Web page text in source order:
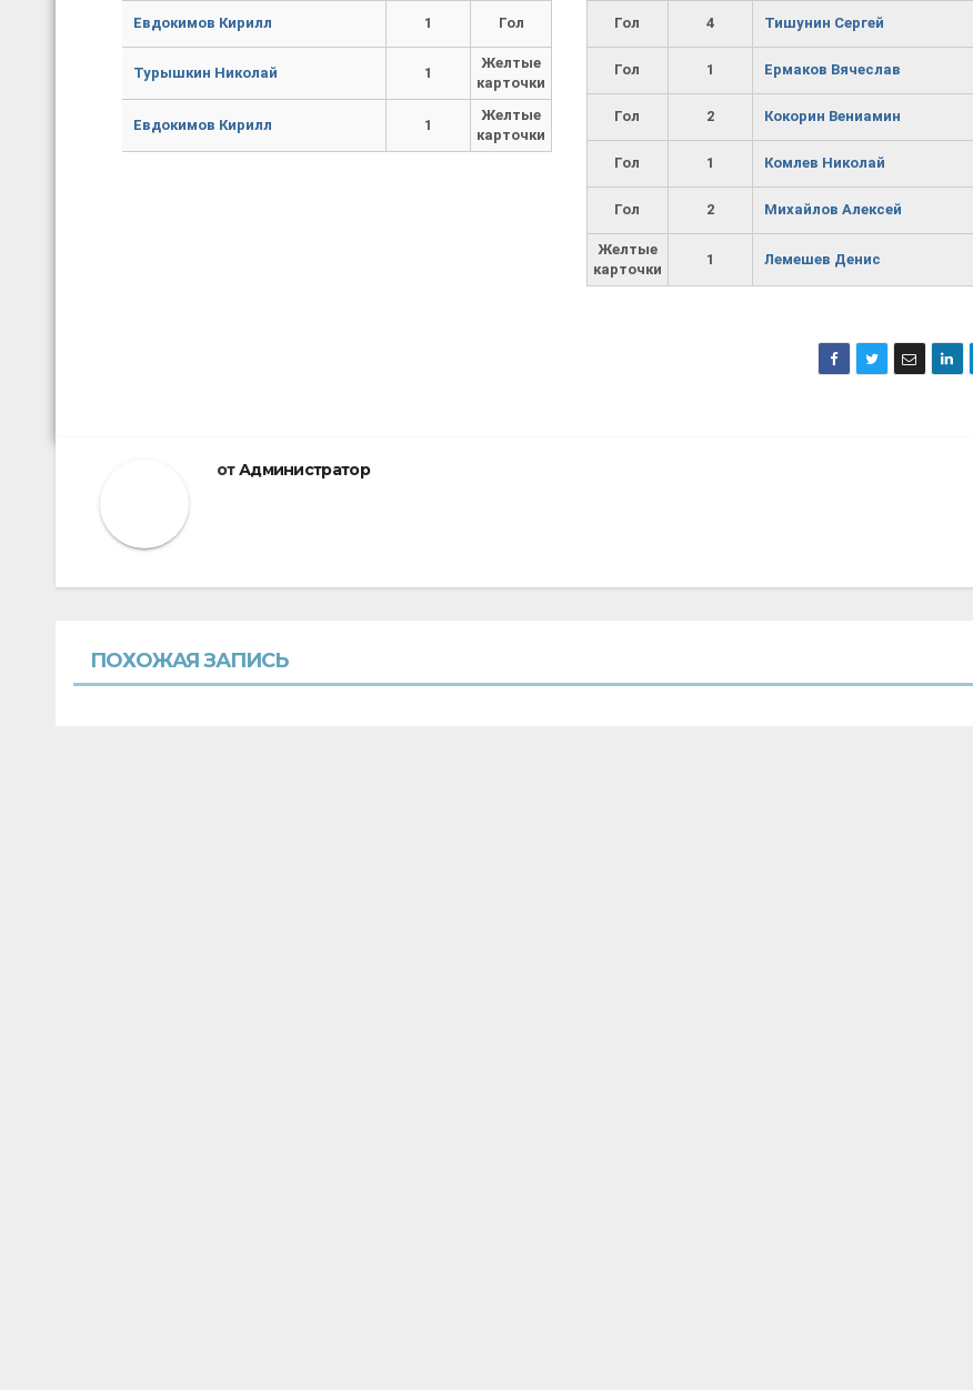
Евдокимов Кирилл 1 Гол
Турышкин Николай 1
Желтые
карточки
Евдокимов Кирилл 1
Желтые
карточки
Гол 4 Тишунин Сергей
Гол 1 Ермаков Вячеслав
Гол 2 Кокорин Вениамин
Гол 1 Комлев Николай
Гол 2 Михайлов Алексей
Желтые
карточки
1 Лемешев Денис
отАдминистратор
ПОХОЖАЯ ЗАПИСЬ